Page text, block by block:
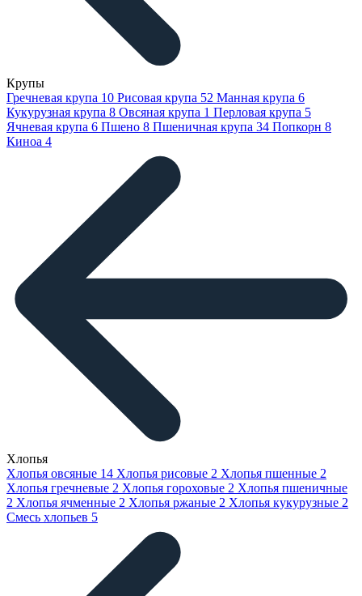
Крупы
Гречневая крупа 10 Рисовая крупа 52 Манная крупа 6
Кукурузная крупа 8 Овсяная крупа 1 Перловая крупа 5
Ячневая крупа 6 Пшено 8 Пшеничная крупа 34 Попкорн 8
Киноа 4
Хлопья
Хлопья овсяные 14 Хлопья рисовые 2 Хлопья пшенные 2
Хлопья гречневые 2 Хлопья гороховые 2 Хлопья пшеничные
2 Хлопья ячменные 2 Хлопья ржаные 2 Хлопья кукурузные 2
Смесь хлопьев 5